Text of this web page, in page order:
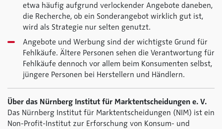
etwa häufig aufgrund verlockender Angebote daneben,
die Recherche, ob ein Sonderangebot wirklich gut ist,
wird als Strategie nur selten genutzt.
Angebote und Werbung sind der wichtigste Grund für
Fehlkäufe. Ältere Personen sehen die Verantwortung für
Fehlkäufe dennoch vor allem beim Konsumenten selbst,
jüngere Personen bei Herstellern und Händlern.
Über das Nürnberg Institut für Marktentscheidungen e. V.
Das Nürnberg Institut für Marktentscheidungen (NIM) ist ein
Non-Profit-Institut zur Erforschung von Konsum- und